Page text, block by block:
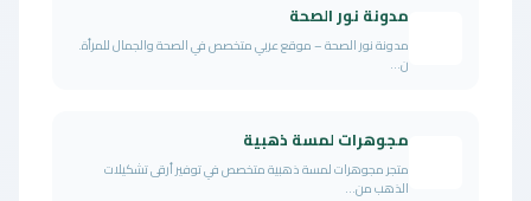
مدونة نور الصحة
مدونة نور الصحة – موقع عربي متخصص في الصحة والجمال للمرأة.
ن...
مجوهرات لمسة ذهبية
متجر مجوهرات لمسة ذهبية متخصص في توفير أرقى تشكيلات
الذهب من...